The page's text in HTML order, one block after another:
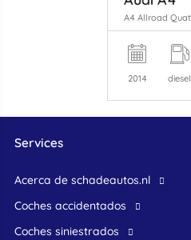
2014 diesel
Services
Acerca de schadeautos.nl
Coches accidentados
Coches siniestrados